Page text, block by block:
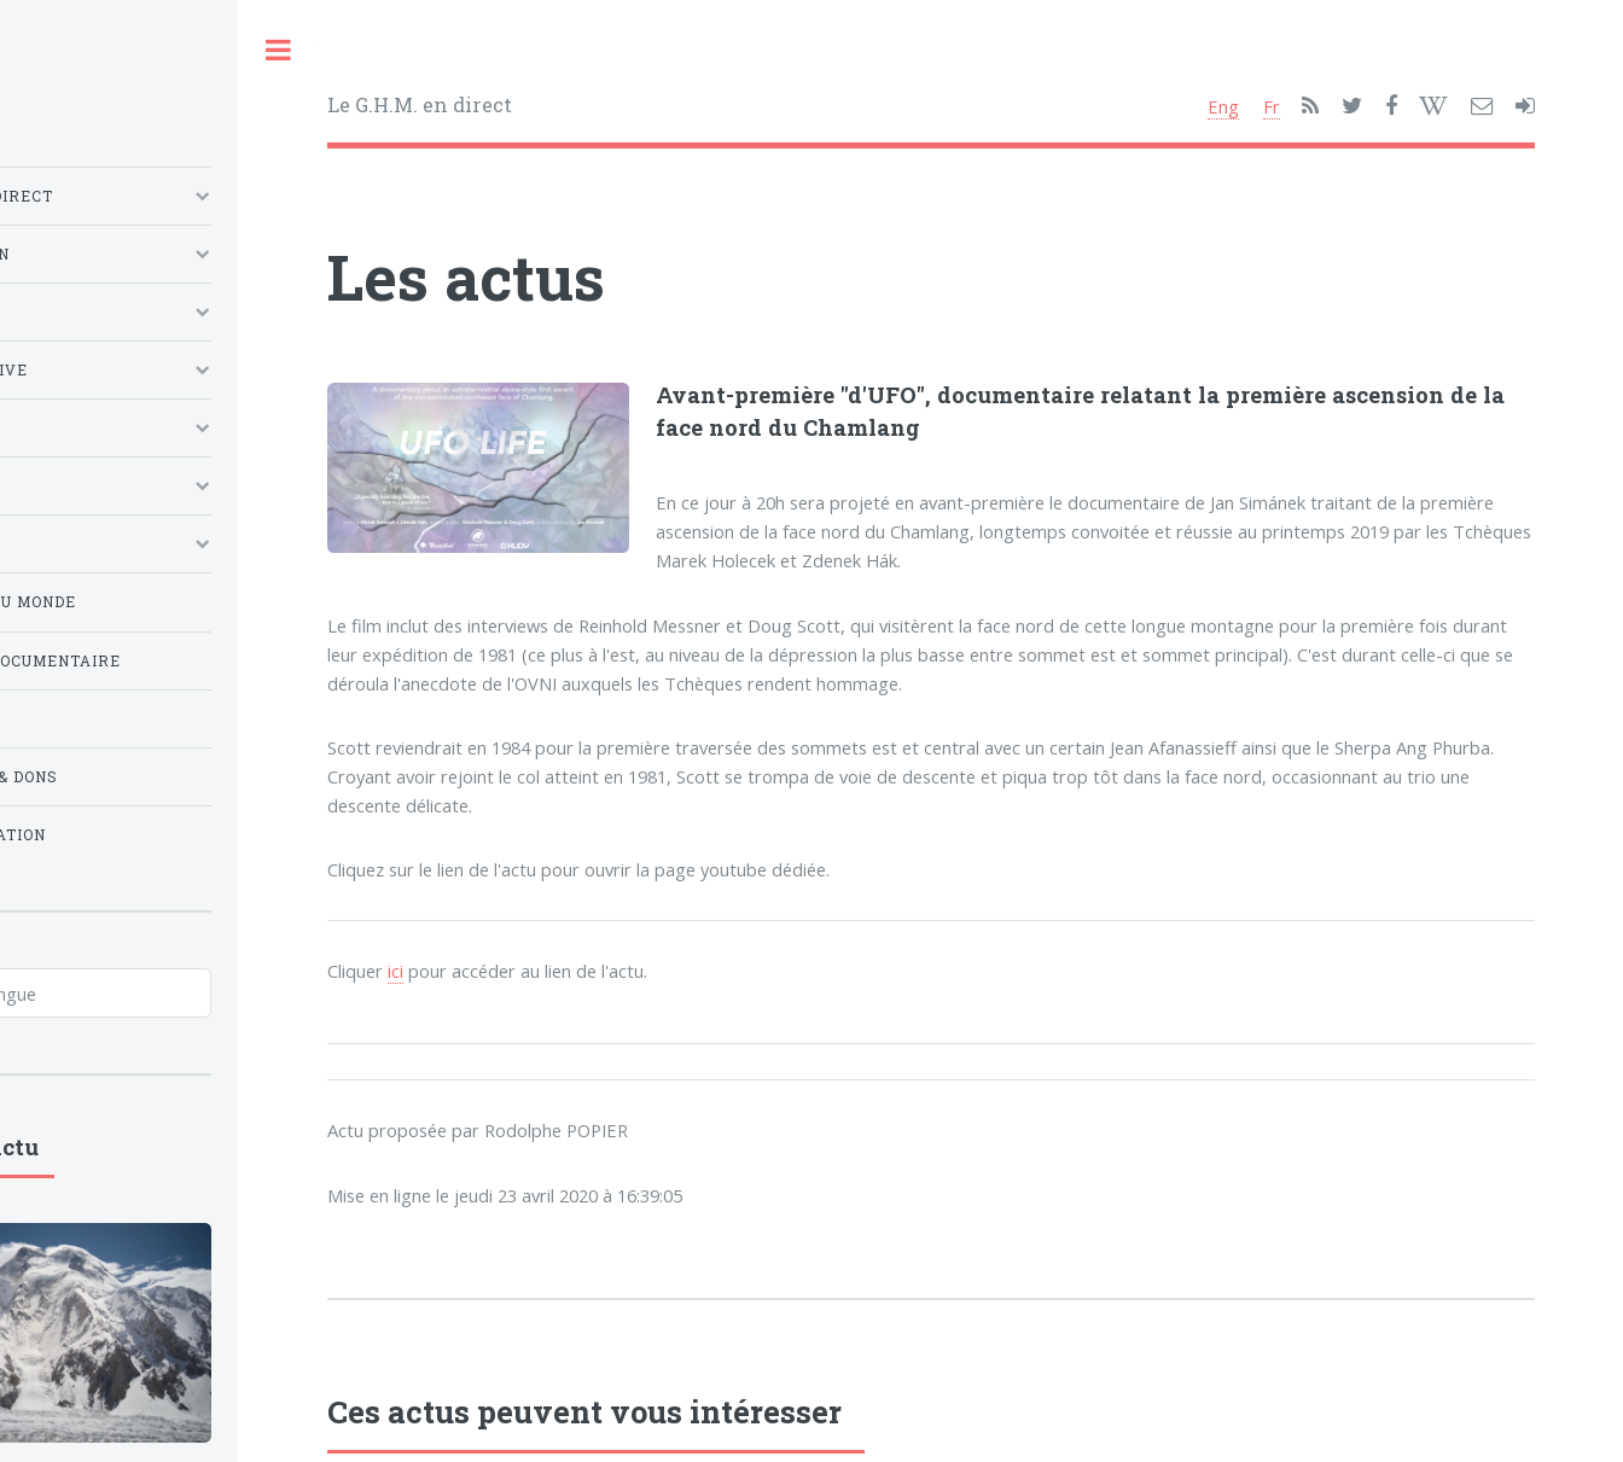
Le G.H.M. en direct Eng Fr
Les actus
Avant-première ''d'UFO'', documentaire relatant la première ascension de la
face nord du Chamlang
En ce jour à 20h sera projeté en avant-première le documentaire de Jan Simánek traitant de la première
ascension de la face nord du Chamlang, longtemps convoitée et réussie au printemps 2019 par les Tchèques
Marek Holecek et Zdenek Hák.
Le film inclut des interviews de Reinhold Messner et Doug Scott, qui visitèrent la face nord de cette longue montagne pour la première fois durant
leur expédition de 1981 (ce plus à l'est, au niveau de la dépression la plus basse entre sommet est et sommet principal). C'est durant celle-ci que se
déroula l'anecdote de l'OVNI auxquels les Tchèques rendent hommage.
Scott reviendrait en 1984 pour la première traversée des sommets est et central avec un certain Jean Afanassieff ainsi que le Sherpa Ang Phurba.
Croyant avoir rejoint le col atteint en 1981, Scott se trompa de voie de descente et piqua trop tôt dans la face nord, occasionnant au trio une
descente délicate.
Cliquez sur le lien de l'actu pour ouvrir la page youtube dédiée.
Cliquer ici pour accéder au lien de l'actu.
Actu proposée par Rodolphe POPIER
Mise en ligne le jeudi 23 avril 2020 à 16:39:05
Ces actus peuvent vous intéresser
MONDE
DONS